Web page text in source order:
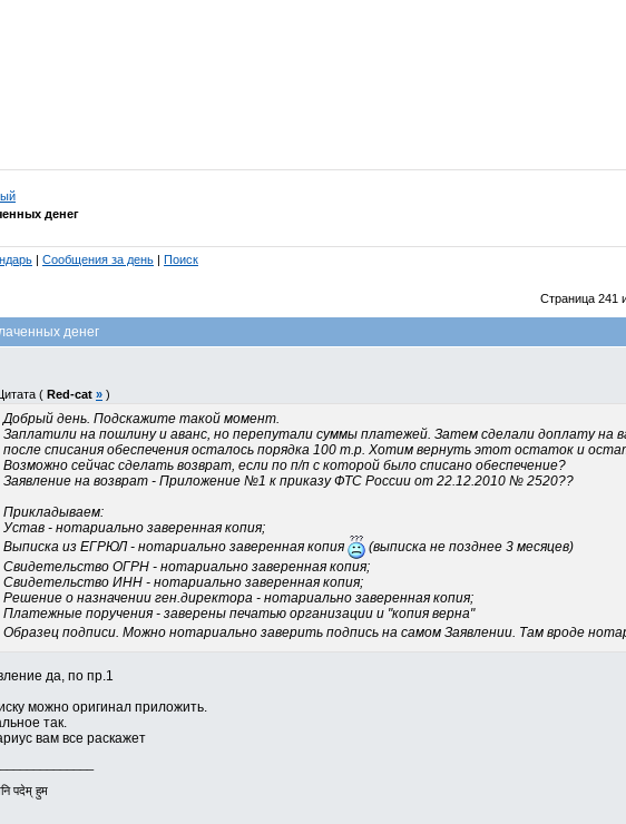
денег
| Сообщения за день | Поиск
Страница 241
денег
( Red-cat » )
Добрый день. Подскажите такой момент.
Заплатили на пошлину и аванс, но перепутали суммы платежей. Затем сделали доплату на
после списания обеспечения осталось порядка 100 т.р. Хотим вернуть этот остаток и
Возможно сейчас сделать возврат, если по п/п с которой было списано обеспечение?
Заявление на возврат - Приложение №1 к приказу ФТС России от 22.12.2010 № 2520??
Прикладываем:
Устав - нотариально заверенная копия;
Выписка из ЕГРЮЛ - нотариально заверенная копия
(выписка не позднее 3 месяцев)
Свидетельство ОГРН - нотариально заверенная копия;
Свидетельство ИНН - нотариально заверенная копия;
Решение о назначении ген.директора - нотариально заверенная копия;
Платежные поручения - заверены печатью организации и "копия верна"
Образец подписи. Можно нотариально заверить подпись на самом Заявлении. Там вроде
да, по пр.1
можно оригинал приложить.
так.
вам все раскажет
पदेम् हुम